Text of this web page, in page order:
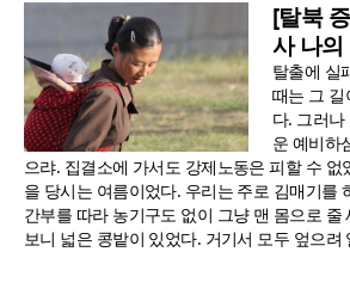
[탈북
사 나
탈출에 실
때는 그
다. 그러
운 예비하
으랴. 집결소에 가서도 강제노동은 피할 수 없
을 당시는 여름이었다. 우리는 주로 김매기를
간부를 따라 농기구도 없이 그냥 맨 몸으로 줄
보니 넓은 콩밭이 있었다. 거기서 모두 엎으려